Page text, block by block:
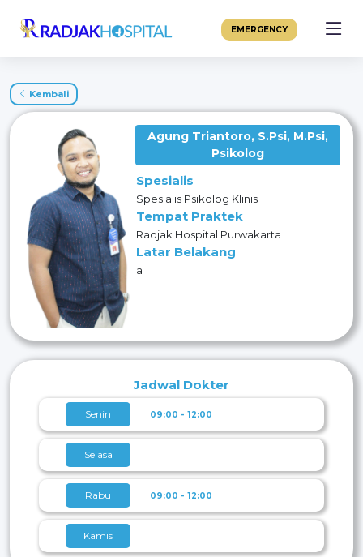
EMERGENCY
Kembali
Agung Triantoro, S.Psi, M.Psi,
Psikolog
Spesialis
Spesialis Psikolog Klinis
Tempat Praktek
Radjak Hospital Purwakarta
Latar Belakang
a
Jadwal Dokter
Senin 09:00 - 12:00
Selasa
Rabu 09:00 - 12:00
Kamis